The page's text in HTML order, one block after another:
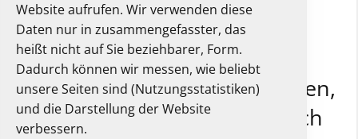
Website aufrufen. Wir verwenden diese
Daten nur in zusammengefasster, das
heißt nicht auf Sie beziehbarer, Form.
Dadurch können wir messen, wie beliebt
unsere Seiten sind (Nutzungsstatistiken)
und die Darstellung der Website
verbessern.
Modellvorhaben
Cottbus/Chóśebuz »Meine
Modellstadt der Zukunft. Bauen,
teilen, diskutieren – Spielerisch